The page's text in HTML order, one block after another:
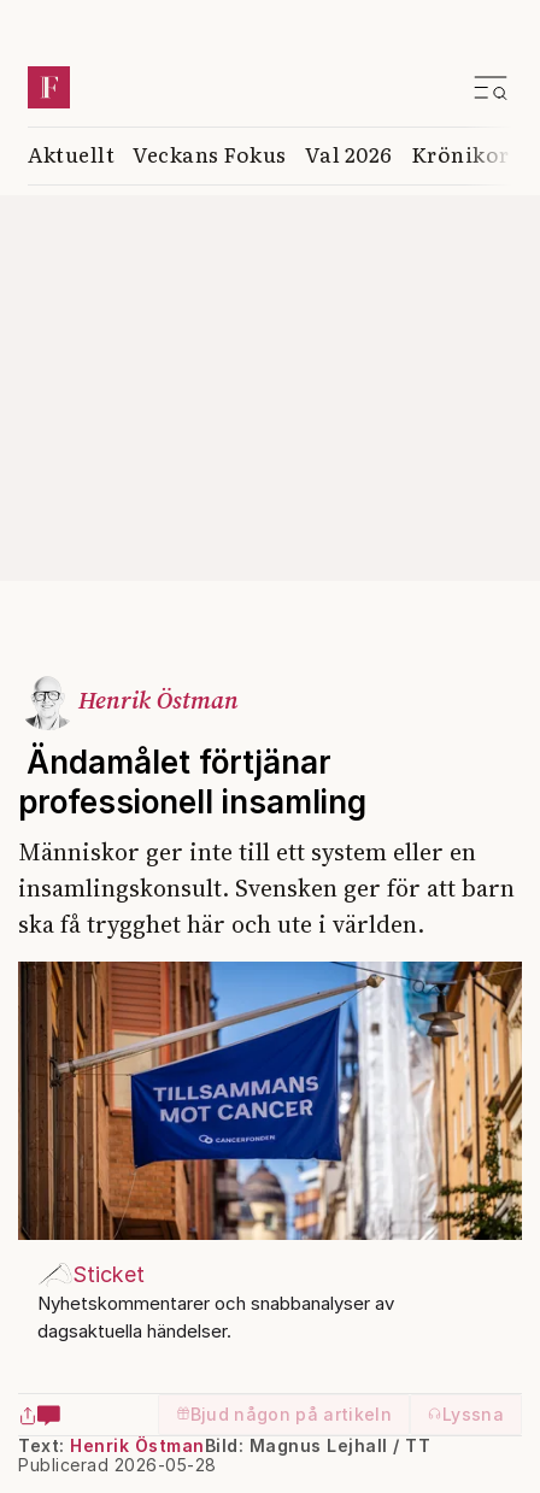
Aktuellt Veckans Fokus Val 2026 Krönikor
Henrik Östman
Ändamålet förtjänar
professionell insamling
Människor ger inte till ett system eller en
insamlingskonsult. Svensken ger för att barn
ska få trygghet här och ute i världen.
Sticket
Nyhetskommentarer och snabbanalyser av
dagsaktuella händelser.
Bjud någon på artikeln
Lyssna
Text: Henrik Östman
Publicerad 2026-05-28
Bild: Magnus Lejhall / TT